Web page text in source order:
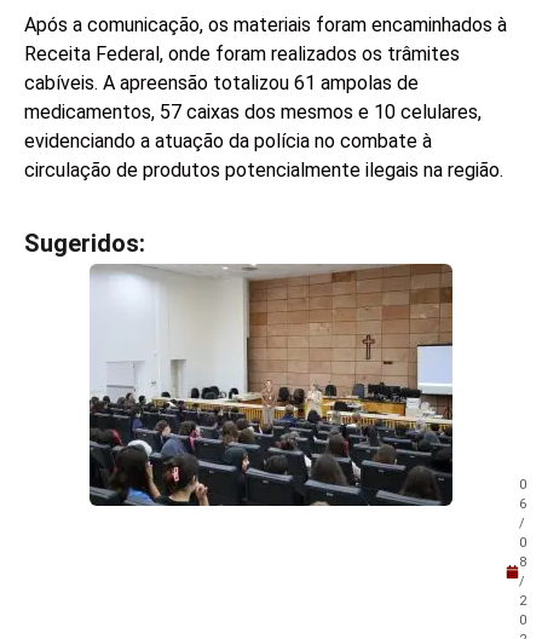
Após a comunicação, os materiais foram encaminhados à
Receita Federal, onde foram realizados os trâmites
cabíveis. A apreensão totalizou 61 ampolas de
medicamentos, 57 caixas dos mesmos e 10 celulares,
evidenciando a atuação da polícia no combate à
circulação de produtos potencialmente ilegais na região.
Sugeridos:
0
6
/
0
8
/
2
0